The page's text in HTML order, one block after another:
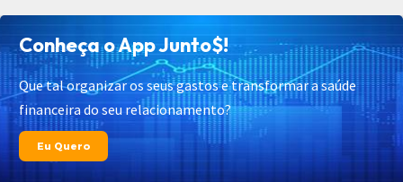
Termos de Uso Contato Cadastrar Quem Somos
© 2025 Junto$ App – Todos os Direitos Reservados.
Conheça o App Junto$!
Que tal organizar os seus gastos e transformar a saúde
financeira do seu relacionamento?